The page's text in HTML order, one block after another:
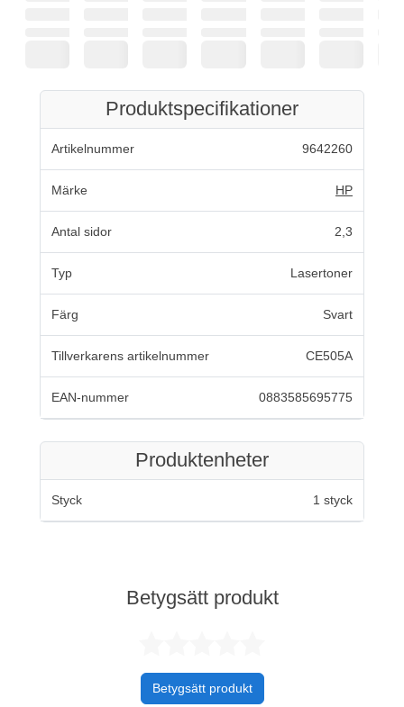
Produktspecifikationer
Artikelnummer 9642260
Märke HP
Antal sidor 2,3
Typ Lasertoner
Färg Svart
Tillverkarens artikelnummer CE505A
EAN-nummer 0883585695775
Produktenheter
Styck 1 styck
Betygsätt produkt
Betygsätt produkt